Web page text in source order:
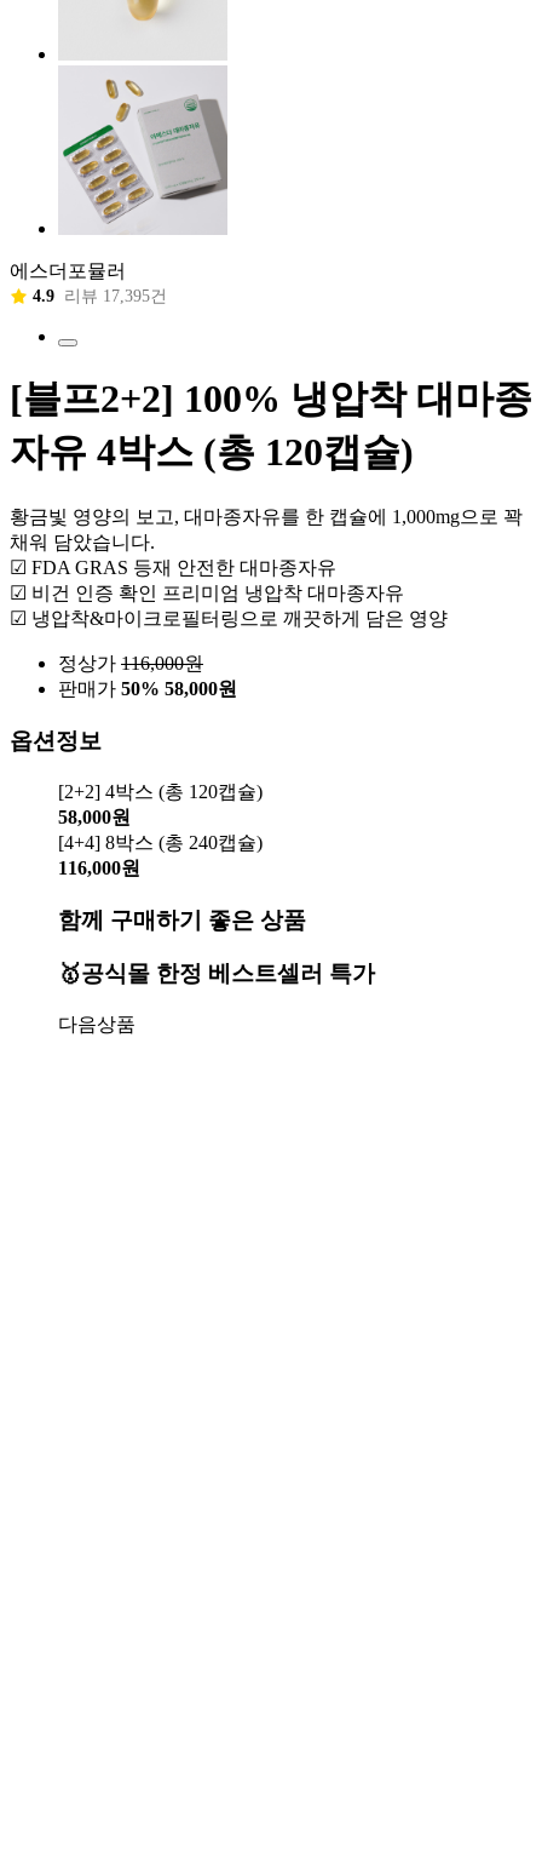
에스더포뮬러
4.9 리뷰 17,395건
[블프2+2] 100% 냉압착 대마종
자유 4박스 (총 120캡슐)
황금빛 영양의 보고, 대마종자유를 한 캡슐에 1,000mg으로 꽉
채워 담았습니다.
☑ FDA GRAS 등재 안전한 대마종자유
☑ 비건 인증 확인 프리미엄 냉압착 대마종자유
☑ 냉압착&마이크로필터링으로 깨끗하게 담은 영양
정상가 116,000원
판매가 50% 58,000원
옵션정보
[2+2] 4박스 (총 120캡슐)
58,000원
[4+4] 8박스 (총 240캡슐)
116,000원
함께 구매하기 좋은 상품
🥇공식몰 한정 베스트셀러 특가
다음상품